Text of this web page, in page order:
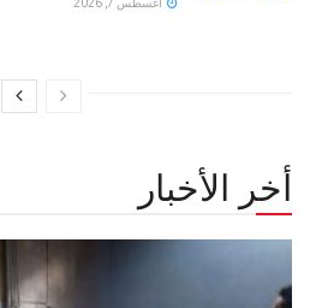
أغسطس 7, 2026
أخر الأخبار